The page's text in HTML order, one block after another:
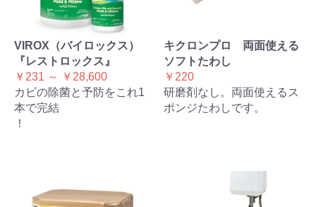
VIROX（バイロックス）
『レストロックス』
￥231 ～ ￥28,600
カビの除菌と予防をこれ1
本で完結
！
キクロンプロ 両面使える
ソフトたわし
￥220
研磨剤なし。両面使えるス
ポンジたわしです。